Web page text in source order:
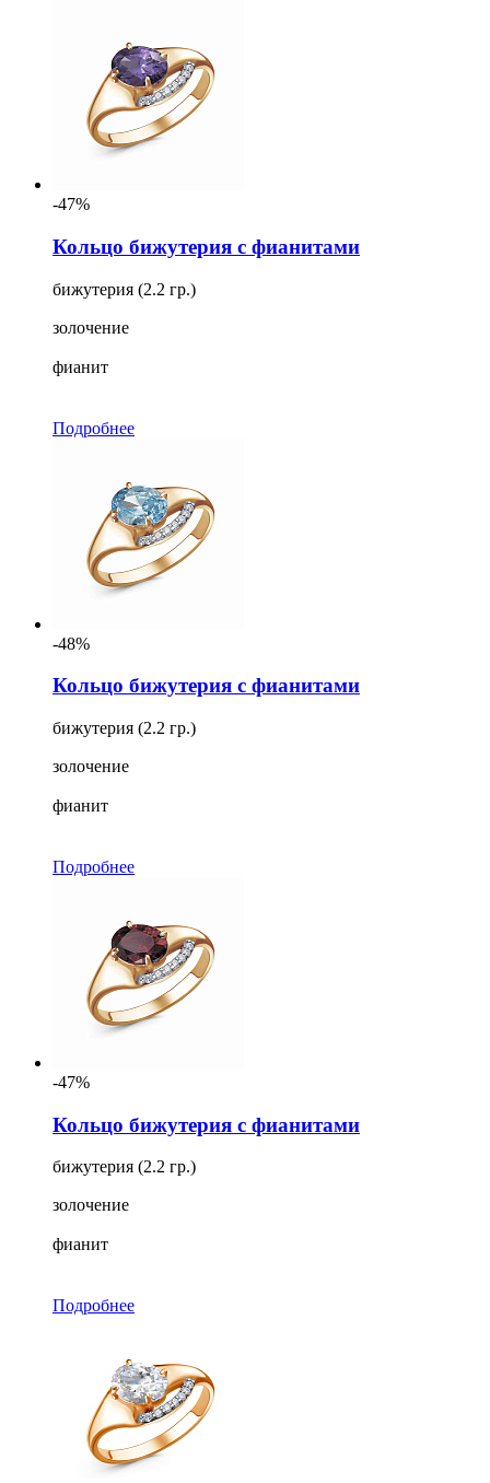
-47%
Кольцо бижутерия с фианитами
бижутерия (2.2 гр.)
золочение
фианит
Подробнее
-48%
Кольцо бижутерия с фианитами
бижутерия (2.2 гр.)
золочение
фианит
Подробнее
-47%
Кольцо бижутерия с фианитами
бижутерия (2.2 гр.)
золочение
фианит
Подробнее